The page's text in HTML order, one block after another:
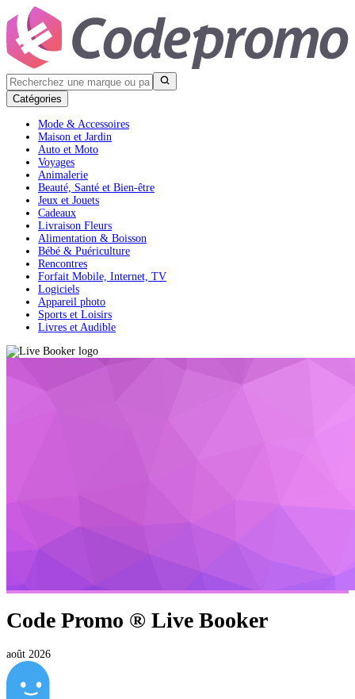
Catégories
Mode & Accessoires
Maison et Jardin
Auto et Moto
Voyages
Animalerie
Beauté, Santé et Bien-être
Jeux et Jouets
Cadeaux
Livraison Fleurs
Alimentation & Boisson
Bébé & Puériculture
Rencontres
Forfait Mobile, Internet, TV
Logiciels
Appareil photo
Sports et Loisirs
Livres et Audible
Code Promo ® Live Booker
août 2026